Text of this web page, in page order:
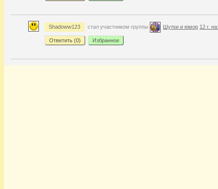
Shadoww123 стал участником группы Шутки и юмор 12 г.
Ответить (0) Избранное